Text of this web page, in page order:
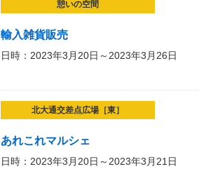
憩いの空間
輸入雑貨販売
日時：2023年3月20日～2023年3月26日
北大通交差点広場［東］
あれこれマルシェ
日時：2023年3月20日～2023年3月21日